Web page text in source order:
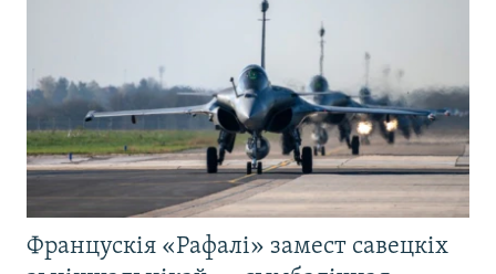
Францускія «Рафалі» замест савецкіх